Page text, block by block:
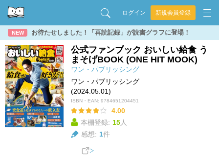
ログイン 新規会員登録
NEW お待たせしました！「再読記録」が読書グラフに登場！
公式ファンブック おいしい給食 う
まそげBOOK (ONE HIT MOOK)
ワン・パブリッシング
ワン・パブリッシング
(2024.05.01)
ISBN・EAN: 9784651204451
4.00
本棚登録: 15人
感想: 1件